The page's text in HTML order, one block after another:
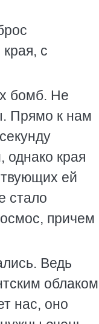
с
бомб. Не
Прямо к нам
края
ей
стало
причем
Ведь
облаком
нас, оно